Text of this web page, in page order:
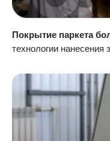
Покрытие паркета
технологии нанесения